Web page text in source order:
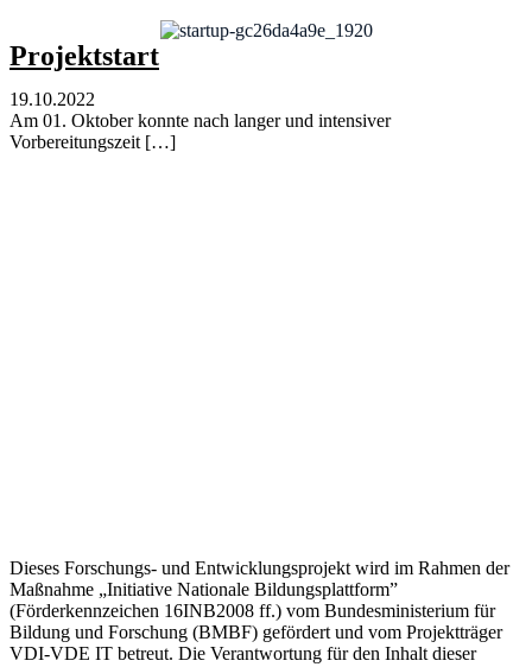
Projektstart
19.10.2022
Am 01. Oktober konnte nach langer und intensiver
Vorbereitungszeit […]
Dieses Forschungs- und Entwicklungsprojekt wird im Rahmen der
Maßnahme „Initiative Nationale Bildungsplattform”
(Förderkennzeichen 16INB2008 ff.) vom Bundesministerium für
Bildung und Forschung (BMBF) gefördert und vom Projektträger
VDI-VDE IT betreut. Die Verantwortung für den Inhalt dieser